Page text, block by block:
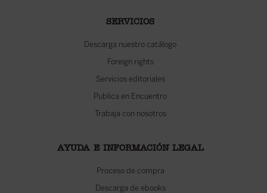
SERVICIOS
Descarga nuestro catálogo
Foreign rights
Servicios editoriales
Publica en Encuentro
Trabaja con nosotros
AYUDA E INFORMACIÓN LEGAL
Proceso de compra
Descarga de ebooks